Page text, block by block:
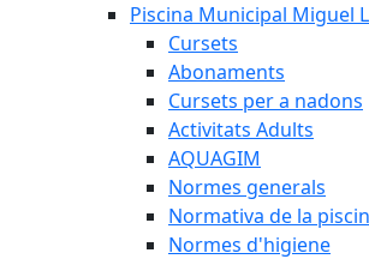
Piscina Municipal Miguel
Cursets
Abonaments
Cursets per a nadons
Activitats Adults
AQUAGIM
Normes generals
Normativa de la
Normes d'higiene